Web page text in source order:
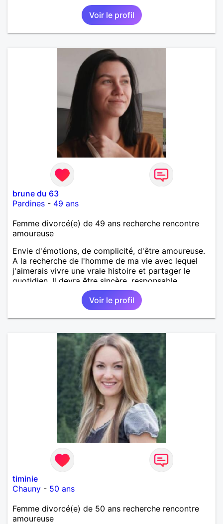
Voir le profil
brune du 63
Pardines - 49 ans
Femme divorcé(e) de 49 ans recherche rencontre
amoureuse
Envie d'émotions, de complicité, d'être amoureuse.
A la recherche de l'homme de ma vie avec lequel
j'aimerais vivre une vraie histoire et partager le
quotidien. Il devra être sincère, responsable,
ambitieux, entreprenant, fort de caractère et avec le
sens de l'humour. Il saura me chouchouter et me
mettre en valeur, me donner son amour et attention.
Merci de m'avoir lu et à bientôt...
Voir le profil
timinie
Chauny - 50 ans
Femme divorcé(e) de 50 ans recherche rencontre
amoureuse